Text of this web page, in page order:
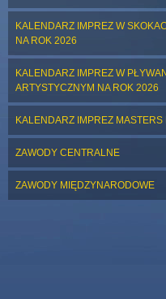
KALENDARZ IMPREZ W
NA ROK 2026
KALENDARZ IMPREZ W
ARTYSTYCZNYM NA ROK 2026
KALENDARZ IMPREZ MASTERS
ZAWODY CENTRALNE
ZAWODY MIĘDZYNARODOWE